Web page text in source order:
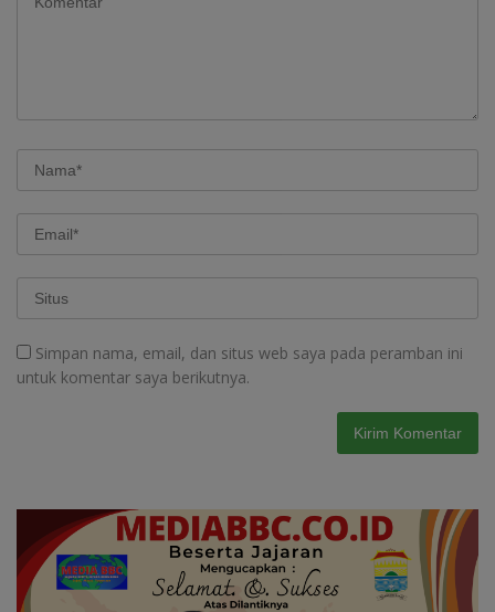
Simpan nama, email, dan situs web saya pada peramban ini
untuk komentar saya berikutnya.